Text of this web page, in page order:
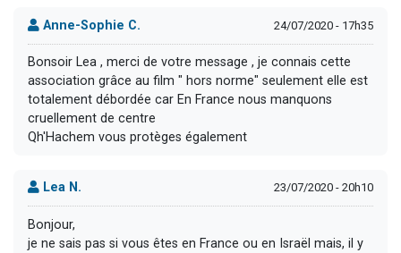
Anne-Sophie C. 24/07/2020 - 17h35
Bonsoir Lea , merci de votre message , je connais cette
association grâce au film " hors norme" seulement elle est
totalement débordée car En France nous manquons
cruellement de centre
Qh'Hachem vous protèges également
Lea N. 23/07/2020 - 20h10
Bonjour,
je ne sais pas si vous êtes en France ou en Israël mais, il y